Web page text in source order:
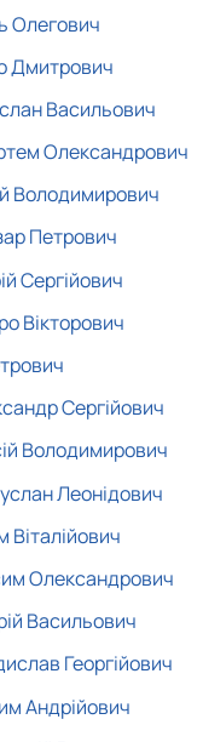
Олегович
Дмитрович
Васильович
Олександрович
Володимирович
Петрович
Сергійович
Вікторович
Сергійович
Володимирович
Леонідович
Олександрович
Васильович
Георгійович
Андрійович